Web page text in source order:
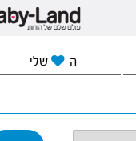
ה- שלי